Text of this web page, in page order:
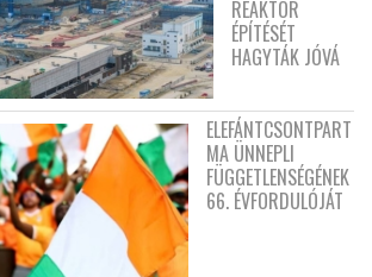
REAKTOR
ÉPÍTÉSÉT
HAGYTÁK JÓVÁ
ELEFÁNTCSONTPART
MA ÜNNEPLI
FÜGGETLENSÉGÉNEK
66. ÉVFORDULÓJÁT